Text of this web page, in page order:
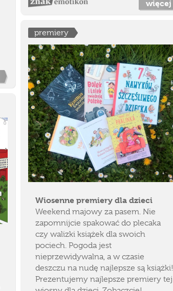
więcej
premiery
Wiosenne premiery dla dzieci
Weekend majowy za pasem. Nie
zapomnijcie spakować do plecaka
czy walizki książek dla swoich
pociech. Pogoda jest
nieprzewidywalna, a w czasie
deszczu na nudę najlepsze są książki!
Prezentujemy najlepsze premiery tej